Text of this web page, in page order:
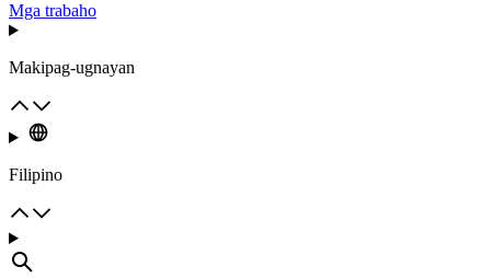
Mga trabaho
Makipag-ugnayan
Filipino